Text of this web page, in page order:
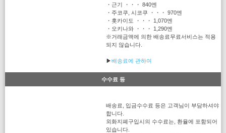
・근기 ・・・ 840엔
・주코쿠, 시코쿠 ・・・ 970엔
・홋카이도 ・・・ 1,070엔
・오키나와 ・・・ 1,290엔
※거래금액에 의한 배송료무료서비스는 적용
되지 않습니다.
▶배송료에 관하여
수수료 등
배송료, 입금수수료 등은 고객님이 부담하셔야
합니다.
외화지폐구입시의 수수료는, 환율에 포함되어
있습니다.